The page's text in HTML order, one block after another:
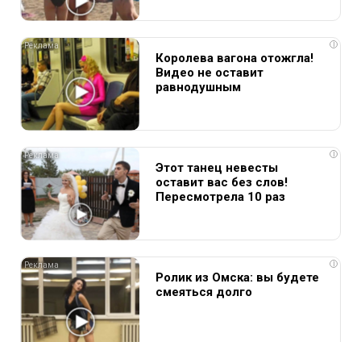
i
Королева вагона отожгла!
Видео не оставит
равнодушным
i
Этот танец невесты
оставит вас без слов!
Пересмотрела 10 раз
i
Ролик из Омска: вы будете
смеяться долго